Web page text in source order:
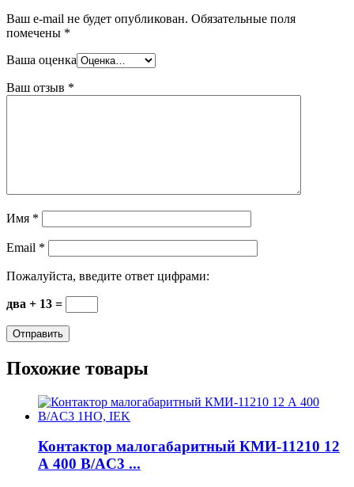
Ваш e-mail не будет опубликован. Обязательные поля
помечены *
Ваша оценка
Ваш отзыв *
Имя *
Email *
Пожалуйста, введите ответ цифрами:
два + 13 =
Похожие товары
Контактор малогабаритный КМИ-11210 12
А 400 В/AC3 ...